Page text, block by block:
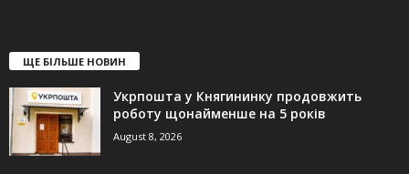
ЩЕ БІЛЬШЕ НОВИН
Укрпошта у Княгининку продовжить
роботу щонайменше на 5 років
August 8, 2026